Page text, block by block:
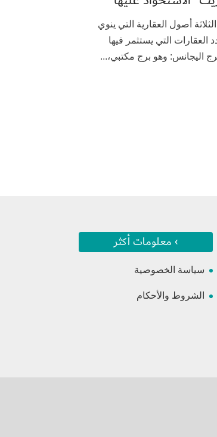
تفاصيل الثلاثة أصول العقارية التي ينوي
التي يستثمر فيها
اليجانس: وهو برج مكتبي،...
› معلومات أكثر
سياسة الخصوصية
الشروط والأحكام